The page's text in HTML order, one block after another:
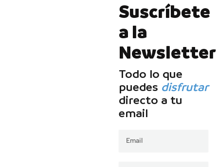
Suscríbete
a la
Newsletter
Todo lo que
puedes disfrutar
directo a tu
email